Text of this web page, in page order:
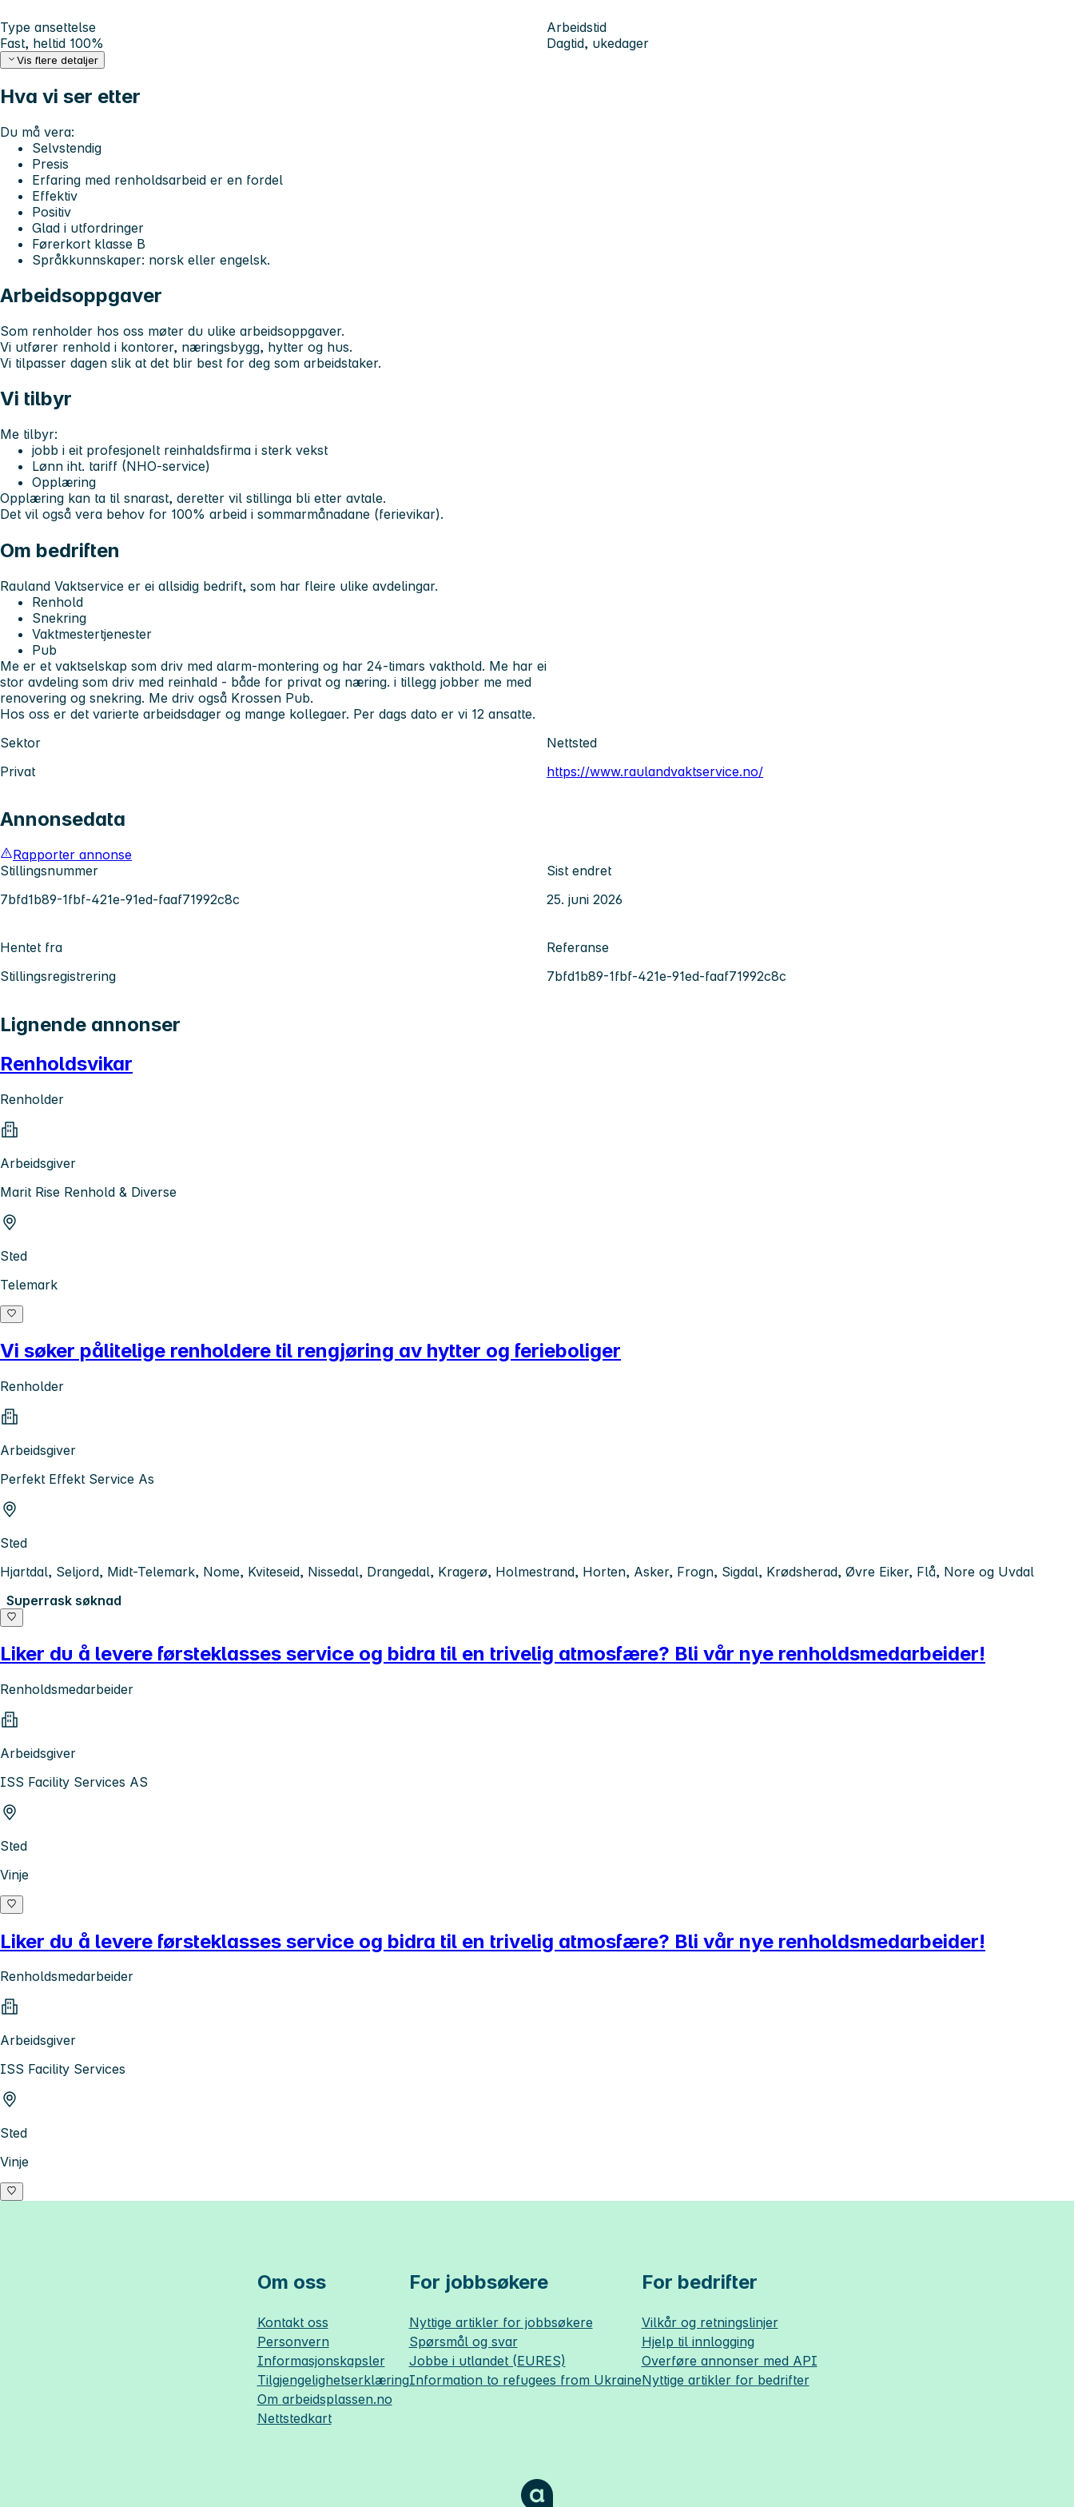
Type ansettelse
Fast, heltid 100%
Arbeidstid
Dagtid, ukedager
Vis flere detaljer
Hva vi ser etter
Du må vera:
Selvstendig
Presis
Erfaring med renholdsarbeid er en fordel
Effektiv
Positiv
Glad i utfordringer
Førerkort klasse B
Språkkunnskaper: norsk eller engelsk.
Arbeidsoppgaver
Som renholder hos oss møter du ulike arbeidsoppgaver.
Vi utfører renhold i kontorer, næringsbygg, hytter og hus.
Vi tilpasser dagen slik at det blir best for deg som arbeidstaker.
Vi tilbyr
Me tilbyr:
jobb i eit profesjonelt reinhaldsfirma i sterk vekst
Lønn iht. tariff (NHO-service)
Opplæring
Opplæring kan ta til snarast, deretter vil stillinga bli etter avtale.
Det vil også vera behov for 100% arbeid i sommarmånadane (ferievikar).
Om bedriften
Rauland Vaktservice er ei allsidig bedrift, som har fleire ulike avdelingar.
Renhold
Snekring
Vaktmestertjenester
Pub
Me er et vaktselskap som driv med alarm-montering og har 24-timars vakthold. Me har ei
stor avdeling som driv med reinhald - både for privat og næring. i tillegg jobber me med
renovering og snekring. Me driv også Krossen Pub.
Hos oss er det varierte arbeidsdager og mange kollegaer. Per dags dato er vi 12 ansatte.
Sektor
Privat
Nettsted
https://www.raulandvaktservice.no/
Annonsedata
Rapporter annonse
Stillingsnummer
7bfd1b89-1fbf-421e-91ed-faaf71992c8c
Sist endret
25. juni 2026
Hentet fra
Stillingsregistrering
Referanse
7bfd1b89-1fbf-421e-91ed-faaf71992c8c
Lignende annonser
Renholdsvikar
Renholder
Arbeidsgiver
Marit Rise Renhold & Diverse
Sted
Telemark
Vi søker pålitelige renholdere til rengjøring av hytter og ferieboliger
Renholder
Arbeidsgiver
Perfekt Effekt Service As
Sted
Hjartdal, Seljord, Midt-Telemark, Nome, Kviteseid, Nissedal, Drangedal, Kragerø, Holmestrand, Horten, Asker, Frogn, Sigdal, Krødsherad, Øvre Eiker, Flå, Nore og Uvdal
Superrask søknad
Liker du å levere førsteklasses service og bidra til en trivelig atmosfære? Bli vår nye renholdsmedarbeider!
Renholdsmedarbeider
Arbeidsgiver
ISS Facility Services AS
Sted
Vinje
Liker du å levere førsteklasses service og bidra til en trivelig atmosfære? Bli vår nye renholdsmedarbeider!
Renholdsmedarbeider
Arbeidsgiver
ISS Facility Services
Sted
Vinje
Om oss
Kontakt oss
Personvern
Informasjonskapsler
Tilgjengelighetserklæring
Om arbeidsplassen.no
Nettstedkart
For jobbsøkere
Nyttige artikler for jobbsøkere
Spørsmål og svar
Jobbe i utlandet (EURES)
Information to refugees from Ukraine
For bedrifter
Vilkår og retningslinjer
Hjelp til innlogging
Overføre annonser med API
Nyttige artikler for bedrifter